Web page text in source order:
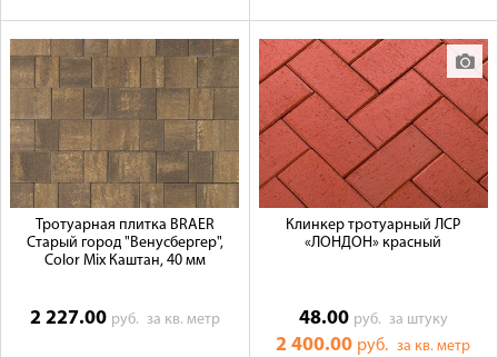
Тротуарная плитка BRAER
Старый город "Венусбергер",
Color Mix Каштан, 40 мм
2 227.00 руб. за кв. метр
Клинкер тротуарный ЛСР
«ЛОНДОН» красный
48.00 руб. за штуку
2 400.00 руб.за кв. метр